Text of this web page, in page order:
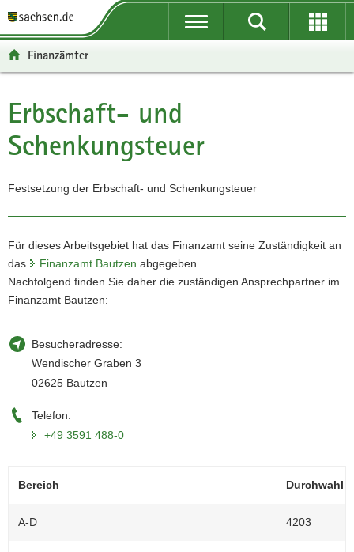
t
ü
b
e
g
i
f
e
n
e
N
i
g
n
t
n
a
v
g
i
o
n
p
n
h
a
t
t
e
I
n
o
a
t
i
o
t
-
B
e
e
h
Finanzämter
Hauptinhalt
Erbschaft- und
Schenkungsteuer
Festsetzung der Erbschaft- und Schenkungsteuer
Für dieses Arbeitsgebiet hat das Finanzamt seine Zuständigkeit an
das
Finanzamt Bautzen abgegeben.
Nachfolgend finden Sie daher die zuständigen Ansprechpartner im
Finanzamt Bautzen:
Besucheradresse:
Wendischer Graben 3
02625 Bautzen
Telefon:
+49 3591 488-0
Bereich Durchwahl
A-D 4203